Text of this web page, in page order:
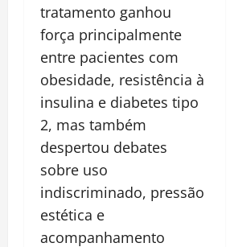
tratamento ganhou
força principalmente
entre pacientes com
obesidade, resistência à
insulina e diabetes tipo
2, mas também
despertou debates
sobre uso
indiscriminado, pressão
estética e
acompanhamento